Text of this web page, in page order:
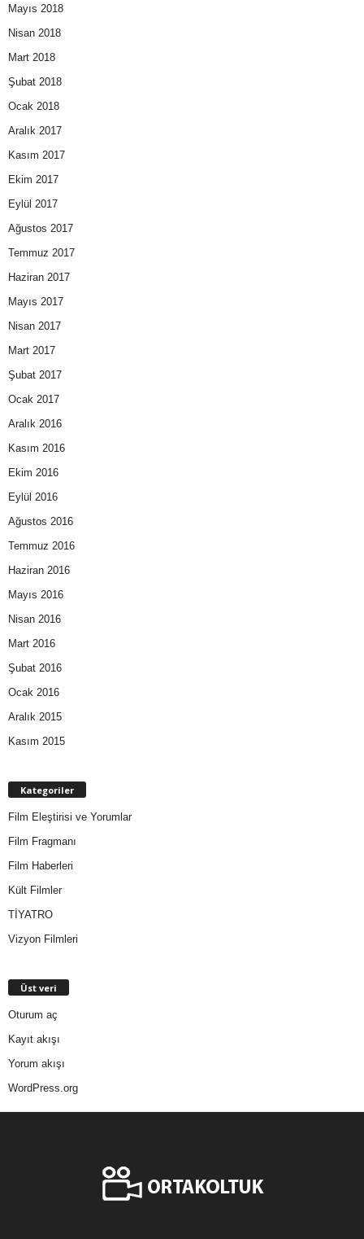
Mayıs 2018
Nisan 2018
Mart 2018
Şubat 2018
Ocak 2018
Aralık 2017
Kasım 2017
Ekim 2017
Eylül 2017
Ağustos 2017
Temmuz 2017
Haziran 2017
Mayıs 2017
Nisan 2017
Mart 2017
Şubat 2017
Ocak 2017
Aralık 2016
Kasım 2016
Ekim 2016
Eylül 2016
Ağustos 2016
Temmuz 2016
Haziran 2016
Mayıs 2016
Nisan 2016
Mart 2016
Şubat 2016
Ocak 2016
Aralık 2015
Kasım 2015
Kategoriler
Film Eleştirisi ve Yorumlar
Film Fragmanı
Film Haberleri
Kült Filmler
TİYATRO
Vizyon Filmleri
Üst veri
Oturum aç
Kayıt akışı
Yorum akışı
WordPress.org